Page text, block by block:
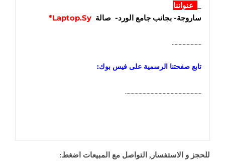
عنواننا
ساروجة- بجانب جامع الورد- صالة
………………….
تابع صفحتنا الرسمية على فيس بوك:
…………………………………………………
للحجز و الاستفسار, التواصل مع المبيعات اضغط: